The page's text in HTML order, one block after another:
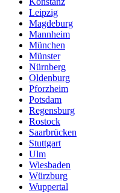
Leipzig
Magdeburg
Mannheim
München
Münster
Nürnberg
Oldenburg
Pforzheim
Potsdam
Regensburg
Rostock
Saarbrücken
Stuttgart
Ulm
Wiesbaden
Würzburg
Wuppertal